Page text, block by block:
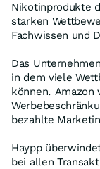
Nikotinprodukte
starken
Fachwissen und
Das
in dem viele
können.
bezahlte
Haypp
bei allen